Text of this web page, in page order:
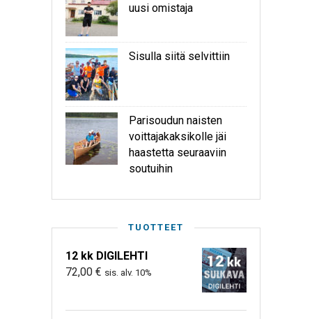
uusi omistaja
Sisulla siitä selvittiin
Parisoudun naisten
voittajakaksikolle jäi
haastetta seuraaviin
soutuihin
TUOTTEET
12 kk DIGILEHTI
72,00 € sis. alv. 10%